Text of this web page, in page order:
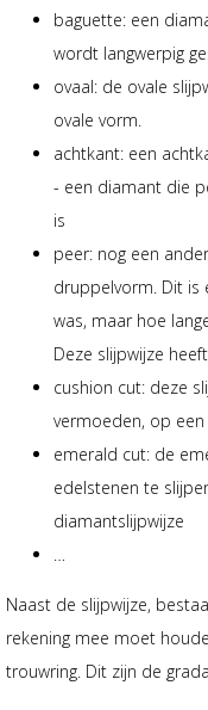
baguette: een
wordt langwerpig
ovaal: de ovale
ovale vorm.
achtkant: een
- een diamant die
is
peer: nog een
druppelvorm. Dit is
was, maar hoe
Deze slijpwijze
cushion cut: deze
vermoeden, op een
emerald cut: de
edelstenen te
diamantslijpwijze
…
Naast de slijpwijze,
rekening mee moet
trouwring. Dit zijn de